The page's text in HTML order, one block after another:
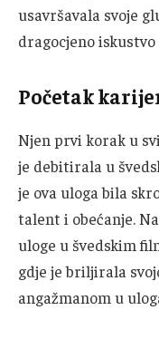
usavršavala svoje
dragocjeno
Početak
Njen prvi korak u
je debitirala u
je ova uloga bila
talent i obećanje.
uloge u švedskim
gdje je briljirala
angažmanom u